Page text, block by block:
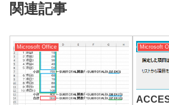
関連記事
Microsoft Office Microsoft